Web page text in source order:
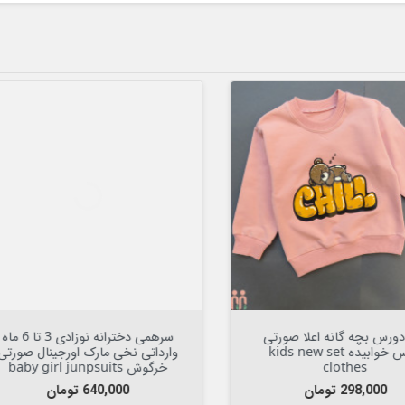
دورس نخی بچه گانه قرمز کاج
دخترانه پسرانه اسپرت kids merry
christmas red shirt
قیمت
269,000 تومان
جوراب دخترانه مجلسی ساق
پاپیون کوچولو وارداتی کیفیت
نخ پنبه ای girl bow tie socks
قیمت
138,000 تومان